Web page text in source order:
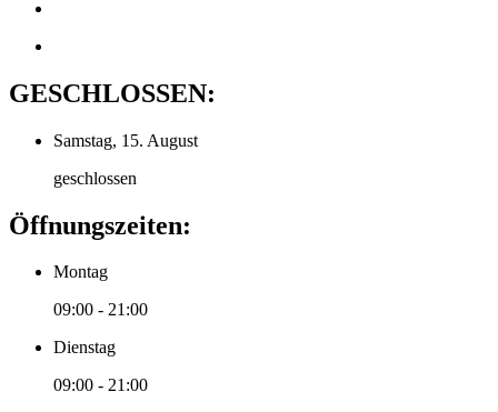
GESCHLOSSEN:
Samstag, 15. August
geschlossen
Öffnungszeiten:
Montag
09:00 - 21:00
Dienstag
09:00 - 21:00